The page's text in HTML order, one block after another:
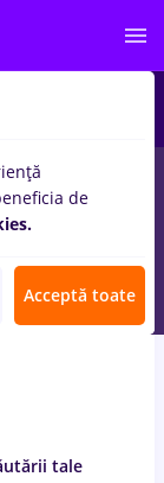
Student
tale
de
Acceptă toate